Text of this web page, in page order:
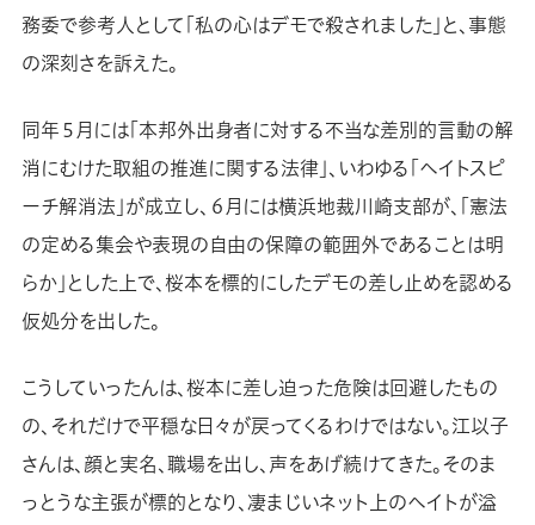
務委で参考人として「私の心はデモで殺されました」と、事態
の深刻さを訴えた。
同年５月には「本邦外出身者に対する不当な差別的言動の解
消にむけた取組の推進に関する法律」、いわゆる「ヘイトスピ
ーチ解消法」が成立し、６月には横浜地裁川崎支部が、「憲法
の定める集会や表現の自由の保障の範囲外であることは明
らか」とした上で、桜本を標的にしたデモの差し止めを認める
仮処分を出した。
こうしていったんは、桜本に差し迫った危険は回避したもの
の、それだけで平穏な日々が戻ってくるわけではない。江以子
さんは、顔と実名、職場を出し、声をあげ続けてきた。そのま
っとうな主張が標的となり、凄まじいネット上のヘイトが溢